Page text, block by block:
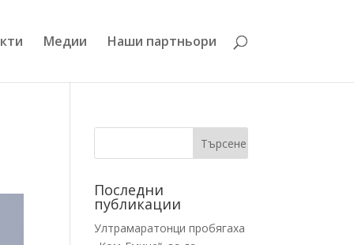
Медии Наши партньори
Последни
публикации
Ултрамаратонци пробягаха